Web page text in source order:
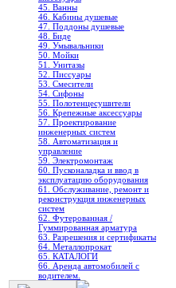
45. Ванны
46. Кабины душевые
47. Поддоны душевые
48. Биде
49. Умывальники
50. Мойки
51. Унитазы
52. Писсуары
53. Смесители
54. Сифоны
55. Полотенцесушители
56. Крепежные аксессуары
57. Проектирование
инженерных систем
58. Автоматизация и
управление
59. Электромонтаж
60. Пусконаладка и ввод в
эксплуатацию оборудования
61. Обслуживание, ремонт и
реконструкция инженерных
систем
62. Футерованная /
Гуммированная арматура
63. Разрешения и сертификаты
64. Металлопрокат
65. КАТАЛОГИ
66. Аренда автомобилей с
водителем.